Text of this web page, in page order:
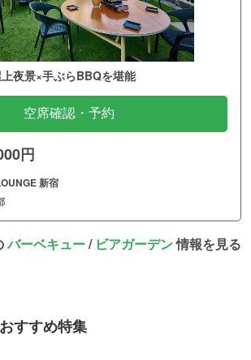
夜景×手ぶらBBQを堪能
空席確認・予約
円
新宿
バーベキュー/ ビアガーデン情報を見る
すすめ特集